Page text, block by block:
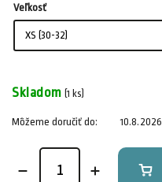
Veľkosť
Skladom (1 ks)
Môžeme doručiť do: 10.8.2026